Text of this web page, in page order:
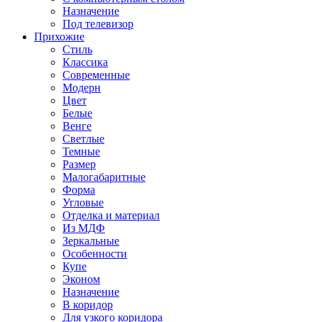
Назначение
Под телевизор
Прихожие
Стиль
Классика
Современные
Модерн
Цвет
Белые
Венге
Светлые
Темные
Размер
Малогабаритные
Форма
Угловые
Отделка и материал
Из МДФ
Зеркальные
Особенности
Купе
Эконом
Назначение
В коридор
Для узкого коридора